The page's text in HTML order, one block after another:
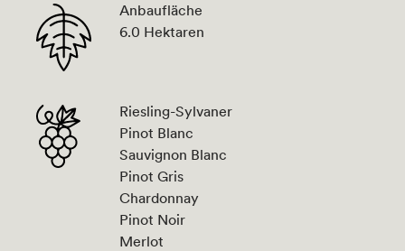
Anbaufläche
6.0 Hektaren
Riesling-Sylvaner
Pinot Blanc
Sauvignon Blanc
Pinot Gris
Chardonnay
Pinot Noir
Merlot